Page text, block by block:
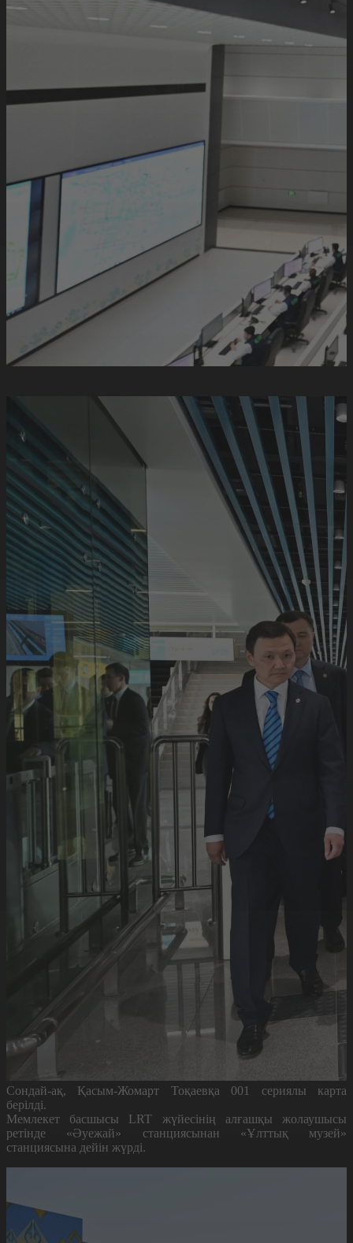
Сондай-ақ, Қасым-Жомарт Тоқаевқа 001 сериялы карта
берілді.
Мемлекет басшысы LRT жүйесінің алғашқы жолаушысы
ретінде «Әуежай» станциясынан «Ұлттық музей»
станциясына дейін жүрді.